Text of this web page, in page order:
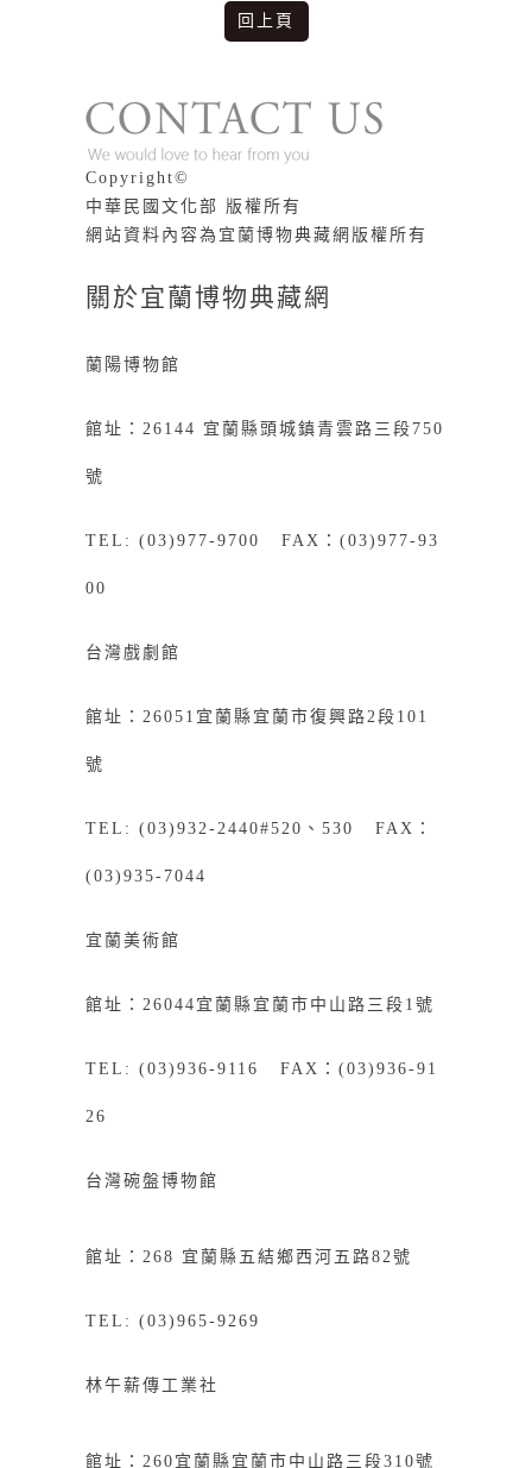
回上頁
版權說明
Copyright©
中華民國文化部 版權所有
網站資料內容為宜蘭博物典藏網版權所有
關於宜蘭博物典藏網
蘭陽博物館
館址：26144 宜蘭縣頭城鎮青雲路三段750
號
TEL: (03)977-9700 FAX：(03)977-93
00
台灣戲劇館
館址：26051宜蘭縣宜蘭市復興路2段101
號
TEL: (03)932-2440#520、530 FAX：
(03)935-7044
宜蘭美術館
館址：26044宜蘭縣宜蘭市中山路三段1號
TEL: (03)936-9116 FAX：(03)936-91
26
台灣碗盤博物館
館址：268 宜 蘭縣五結鄉西河五路82號
TEL: (03)965-9269
林午薪傳工業社
館址： 260 宜蘭縣宜蘭市中山路三段310號